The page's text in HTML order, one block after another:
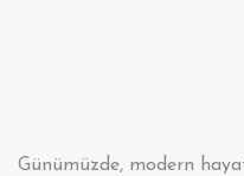
Günümüzde, modern